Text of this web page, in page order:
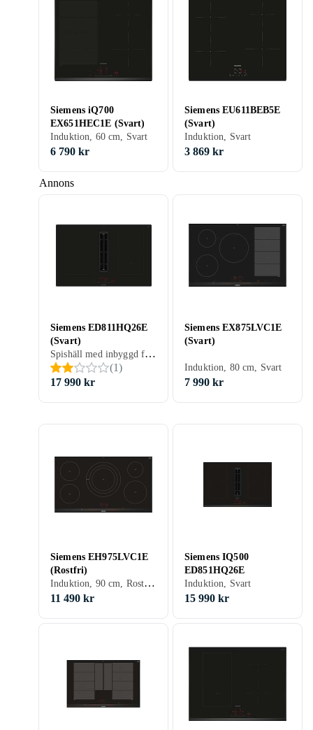
Annons
Siemens iQ700
EX651HEC1E (Svart)
Induktion, 60 cm, Svart
6 790 kr
Siemens EU611BEB5E
(Svart)
Induktion, Svart
3 869 kr
Siemens ED811HQ26E
(Svart)
Spishäll med inbyggd fläkt, Svart
(1)
17 990 kr
Siemens EX875LVC1E
(Svart)
Induktion, 80 cm, Svart
7 990 kr
Siemens EH975LVC1E
(Rostfri)
Induktion, 90 cm, Rostfritt stål
11 490 kr
Siemens IQ500
ED851HQ26E
Induktion, Svart
15 990 kr